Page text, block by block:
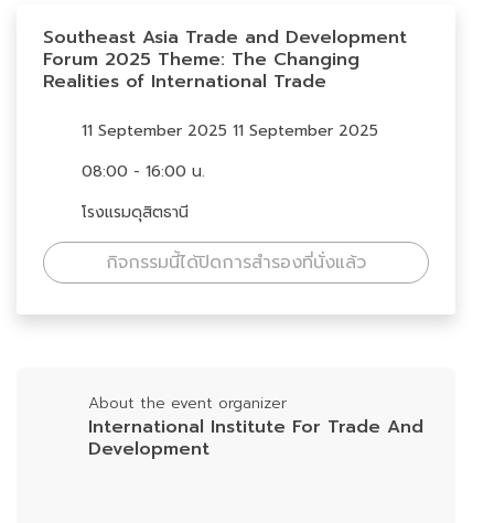
Southeast Asia Trade and Development
Forum 2025 Theme: The Changing
Realities of International Trade
11 September 2025 11 September 2025
08:00 - 16:00 น.
โรงแรมดุสิตธานี
กิจกรรมนี้ได้ปิดการสำรองที่นั่งแล้ว
About the event organizer
International Institute For Trade And
Development